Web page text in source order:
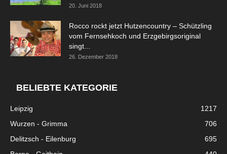
20. Juni 2018
Rocco rockt jetzt Hutzencountry – Schützling
vom Fernsehkoch und Erzgebirgsoriginal
singt...
26. Dezember 2018
BELIEBTE KATEGORIE
Leipzig
1217
Wurzen - Grimma
706
Delitzsch - Eilenburg
695